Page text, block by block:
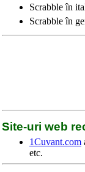
Scrabble în
Scrabble în
Site-uri web
1Cuvant.com
etc.